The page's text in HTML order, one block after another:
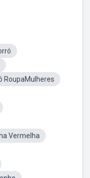
RoupaMulheres
Vermelha